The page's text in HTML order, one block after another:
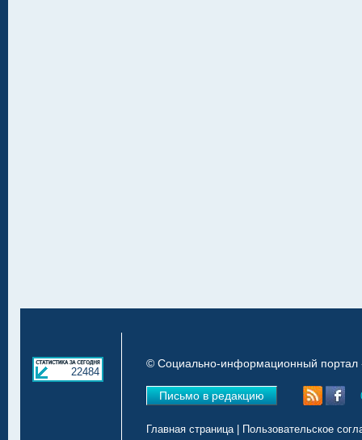
22484
© Социально-информационный портал
Письмо в редакцию
Главная страница| Пользовательское